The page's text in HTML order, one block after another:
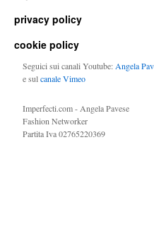
privacy policy
cookie policy
Seguici sui canali Youtube: Angela
e sulcanale Vimeo
Imperfecti.com - Angela Pavese
Fashion Networker
Partita Iva 02765220369